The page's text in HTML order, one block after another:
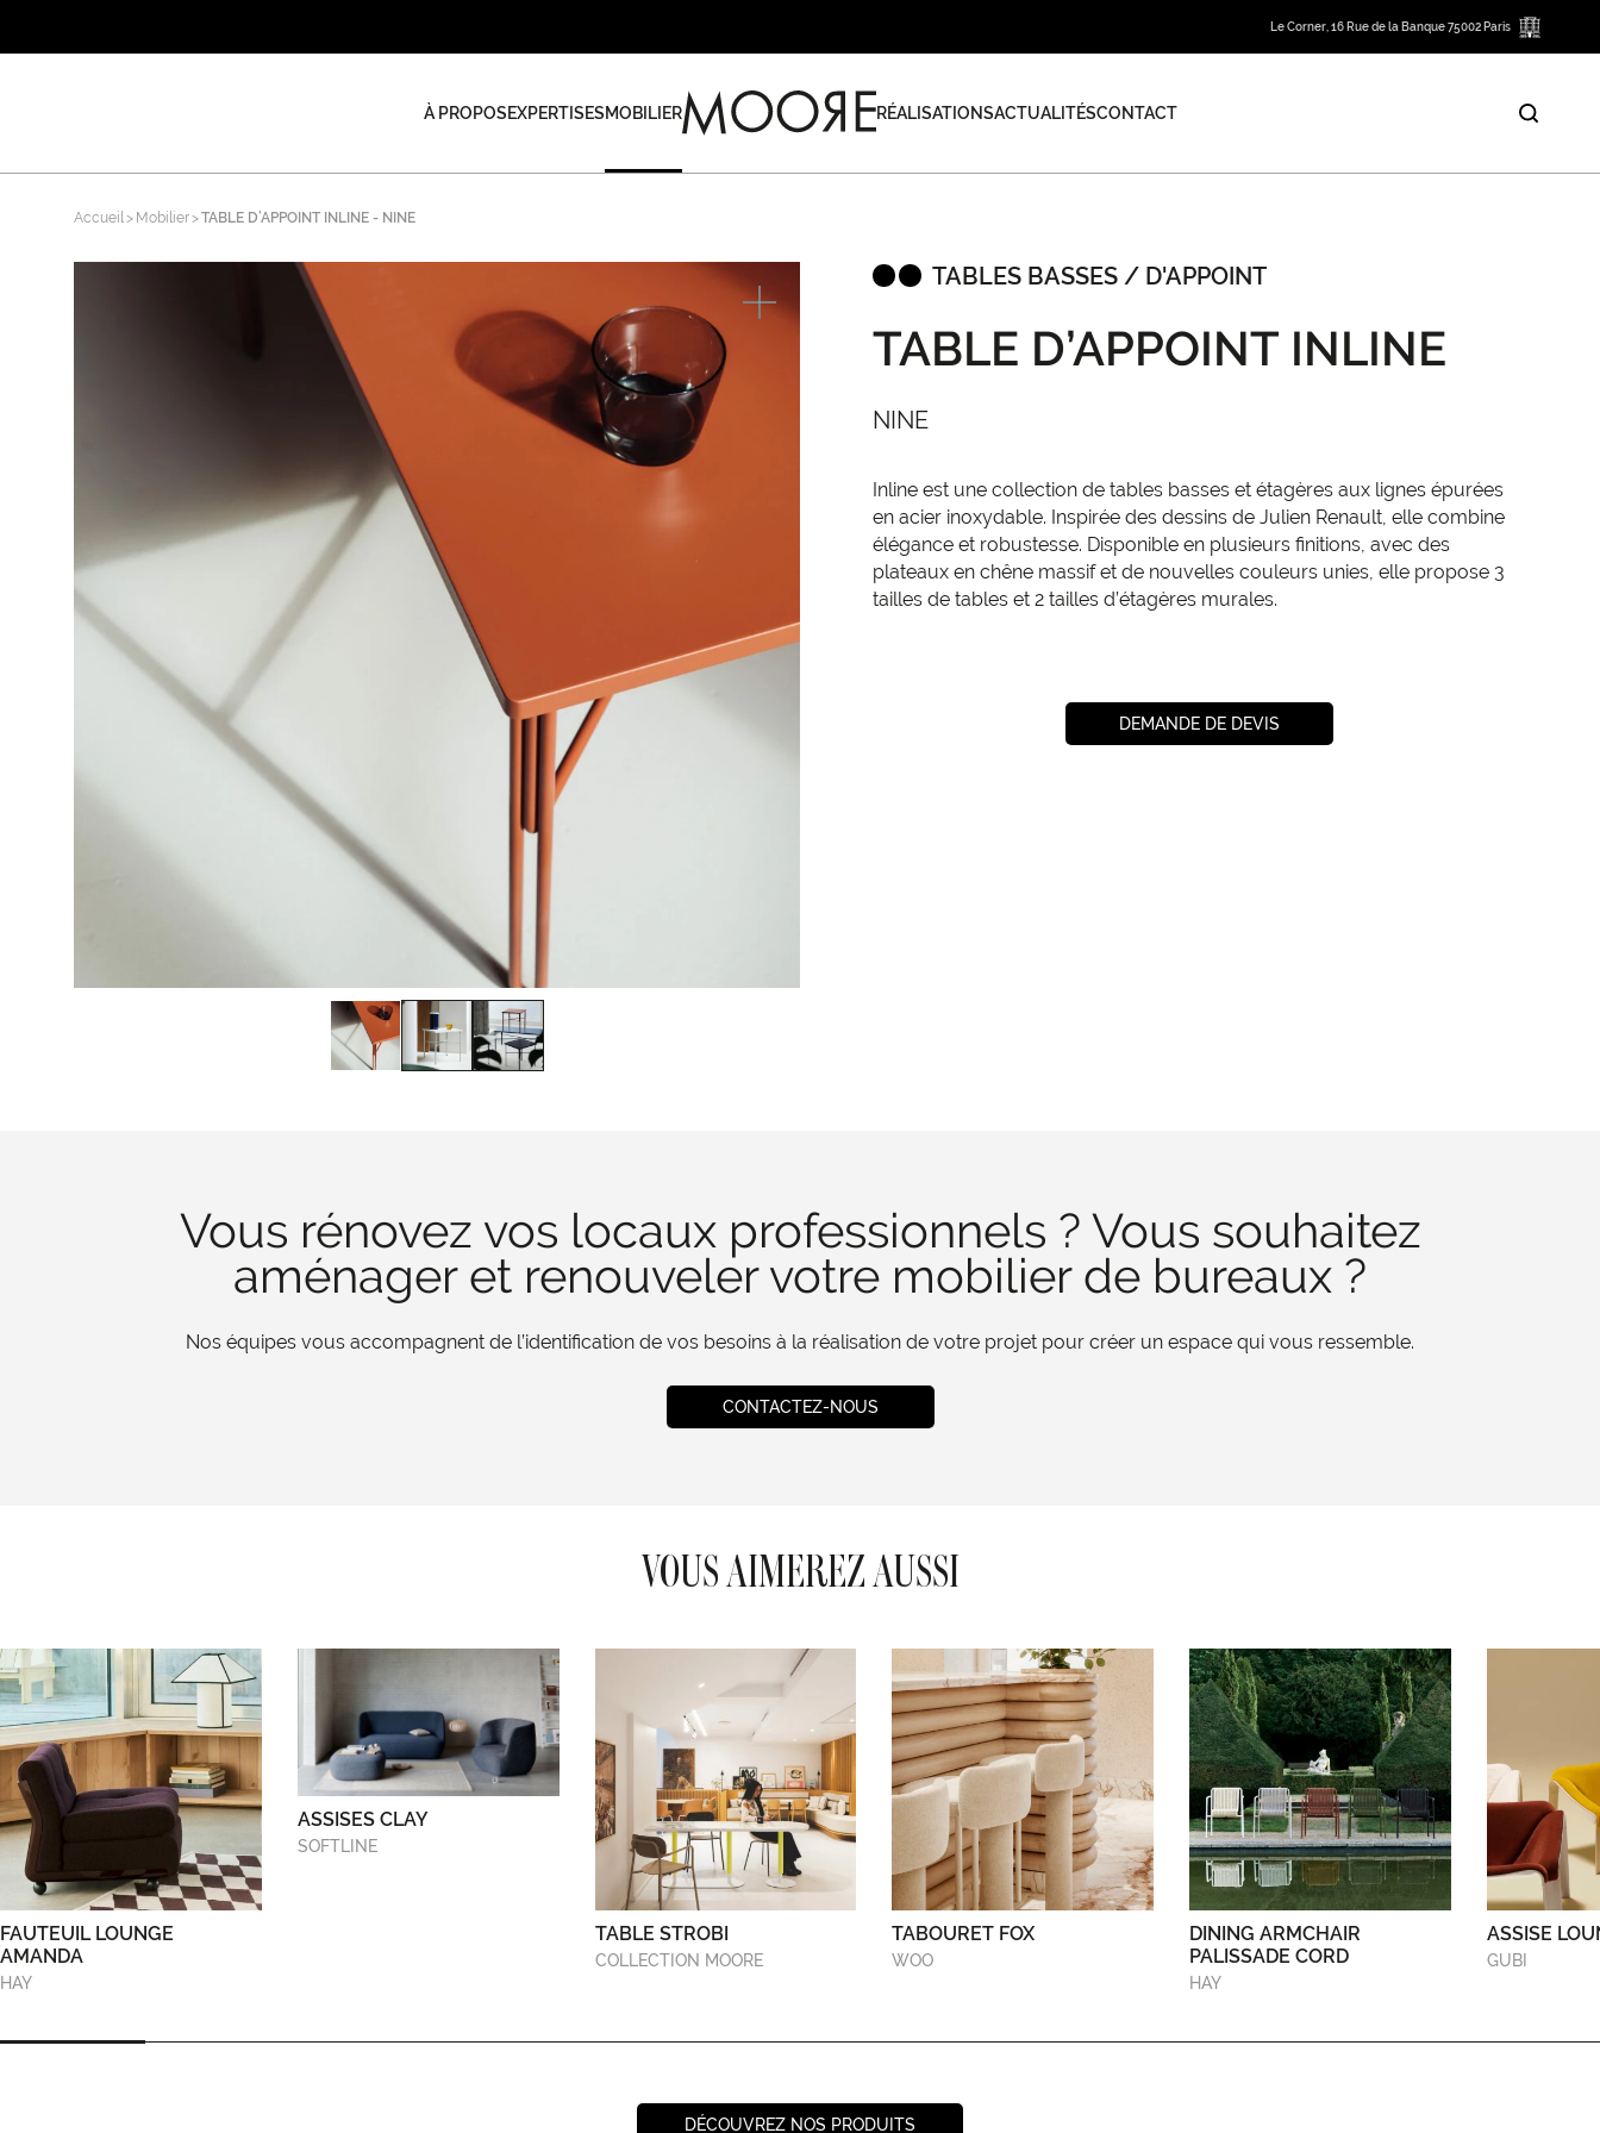
Le Corner, 16 Rue de la Banque 75002 Paris
À PROPOSEXPERTISESMOBILIER RÉALISATIONSACTUALITÉSCONTACT
Accueil Mobilier TABLE D’APPOINT INLINE - NINE
TABLES BASSES / D'APPOINT
TABLE D’APPOINT INLINE
NINE
Inline est une collection de tables basses et étagères aux lignes épurées
en acier inoxydable. Inspirée des dessins de Julien Renault, elle combine
élégance et robustesse. Disponible en plusieurs finitions, avec des
plateaux en chêne massif et de nouvelles couleurs unies, elle propose 3
tailles de tables et 2 tailles d’étagères murales.
DEMANDE DE DEVIS
Vous rénovez vos locaux professionnels ? Vous souhaitez
aménager et renouveler votre mobilier de bureaux ?
Nos équipes vous accompagnent de l’identification de vos besoins à la réalisation de votre projet pour créer un espace qui vous ressemble.
CONTACTEZ-NOUS
VOUS AIMEREZ AUSSI
FAUTEUIL LOUNGE
AMANDA
HAY
ASSISES CLAY
SOFTLINE
TABLE STROBI
COLLECTION MOORE
TABOURET FOX
WOO
DINING ARMCHAIR
PALISSADE CORD
HAY
ASSISE
GUBI
DÉCOUVREZ NOS PRODUITS